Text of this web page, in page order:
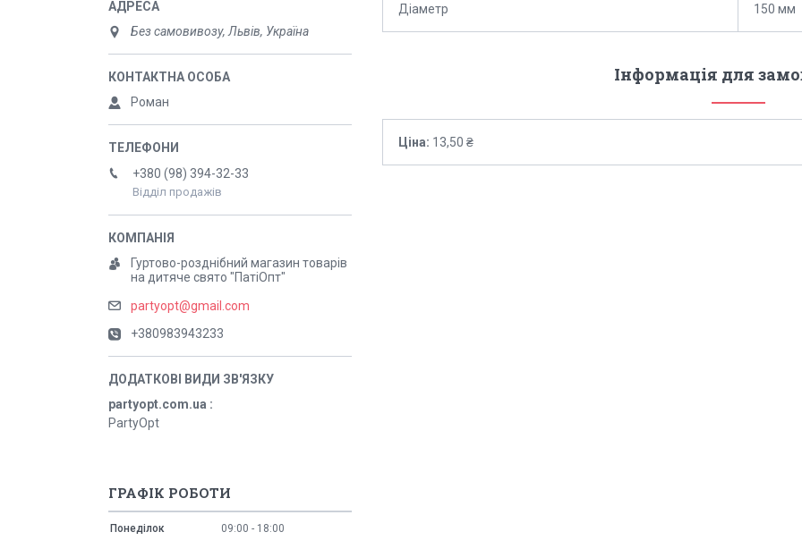
Діаметр 150 мм
Інформація для
Ціна: 13,50 ₴
Без самовивозу, Львів, Україна
Роман
+380 (98) 394-32-33
Відділ продажів
Гуртово-розднібний магазин товарів
на дитяче свято "ПатіОпт"
partyopt@gmail.com
+380983943233
partyopt.com.ua
PartyOpt
ГРАФІК РОБОТИ
Понеділок 09:00 18:00